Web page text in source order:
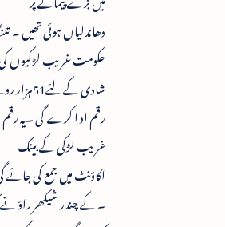
دھاندلیاں ہوئی تھیں ۔
حکومت غریب لڑکیوں
شادی کے
رقم اد ا کرے گی ۔یہ رقم
غریب لڑکی کے بینک
اکاؤنٹ میں جمع کی جائے
۔ کے چندر شیکھر راؤ نے